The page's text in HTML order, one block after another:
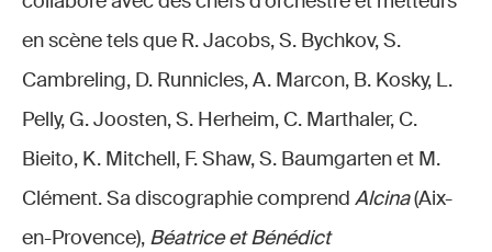
en scène tels que R. Jacobs, S. Bychkov, S.
Cambreling, D. Runnicles, A. Marcon, B. Kosky, L.
Pelly, G. Joosten, S. Herheim, C. Marthaler, C.
Bieito, K. Mitchell, F. Shaw, S. Baumgarten et M.
Clément. Sa discographie comprend Alcina(Aix-
en-Provence), Béatrice et Bénédict